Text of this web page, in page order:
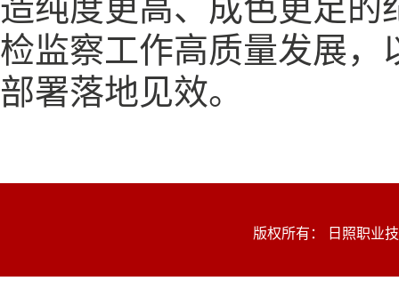
造纯度更高、成色更足的
检监察工作高质量发展，
部署落地见效。
版权所有： 日照职业